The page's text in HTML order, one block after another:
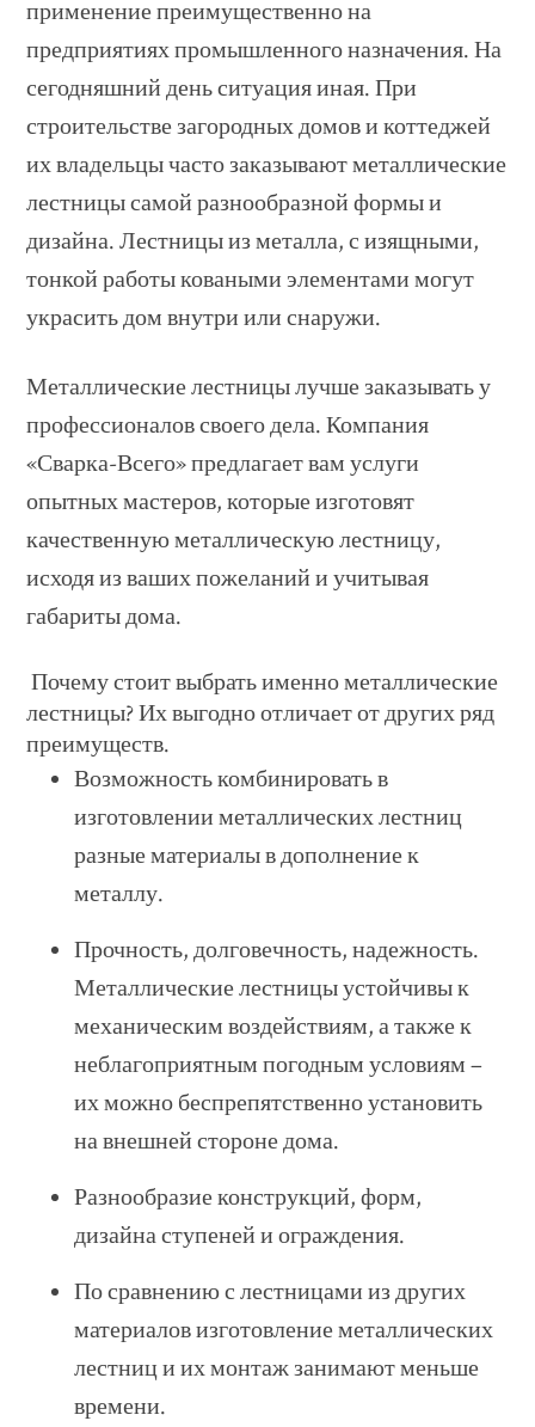
применение преимущественно на
предприятиях промышленного назначения. На
сегодняшний день ситуация иная. При
строительстве загородных домов и коттеджей
их владельцы часто заказывают металлические
лестницы самой разнообразной формы и
дизайна. Лестницы из металла, с изящными,
тонкой работы коваными элементами могут
украсить дом внутри или снаружи.
Металлические лестницы лучше заказывать у
профессионалов своего дела. Компания
«Сварка-Всего» предлагает вам услуги
опытных мастеров, которые изготовят
качественную металлическую лестницу,
исходя из ваших пожеланий и учитывая
габариты дома.
Почему стоит выбрать именно металлические
лестницы? Их выгодно отличает от других ряд
преимуществ.
Возможность комбинировать в
изготовлении металлических лестниц
разные материалы в дополнение к
металлу.
Прочность, долговечность, надежность.
Металлические лестницы устойчивы к
механическим воздействиям, а также к
неблагоприятным погодным условиям –
их можно беспрепятственно установить
на внешней стороне дома.
Разнообразие конструкций, форм,
дизайна ступеней и ограждения.
По сравнению с лестницами из других
материалов изготовление металлических
лестниц и их монтаж занимают меньше
времени.